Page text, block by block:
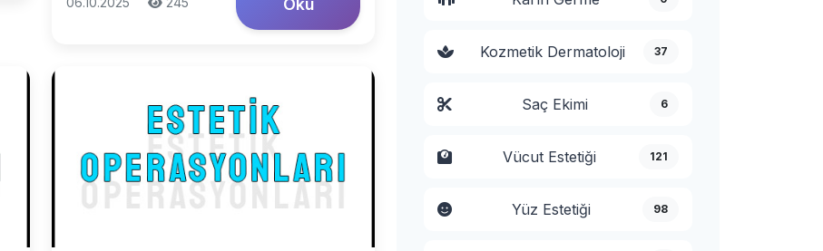
Oku
Kozmetik Dermatoloji 37
Saç Ekimi 6
Vücut Estetiği 121
Yüz Estetiği 98